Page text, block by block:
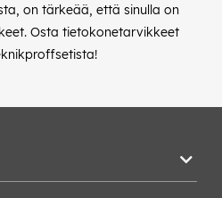
on tärkeää, että sinulla on
Osta tietokonetarvikkeet